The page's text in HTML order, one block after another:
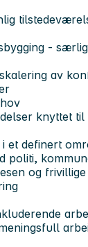
-
av
knyttet
et definert
politi,
og